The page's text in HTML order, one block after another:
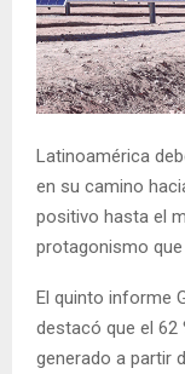
Latinoamérica
en su camino
positivo hasta el
protagonismo
El quinto informe
destacó que el 62
generado a partir